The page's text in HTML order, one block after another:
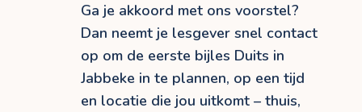
Ga je akkoord met ons voorstel?
Dan neemt je lesgever snel contact
op om de eerste bijles Duits in
Jabbeke in te plannen, op een tijd
en locatie die jou uitkomt – thuis,